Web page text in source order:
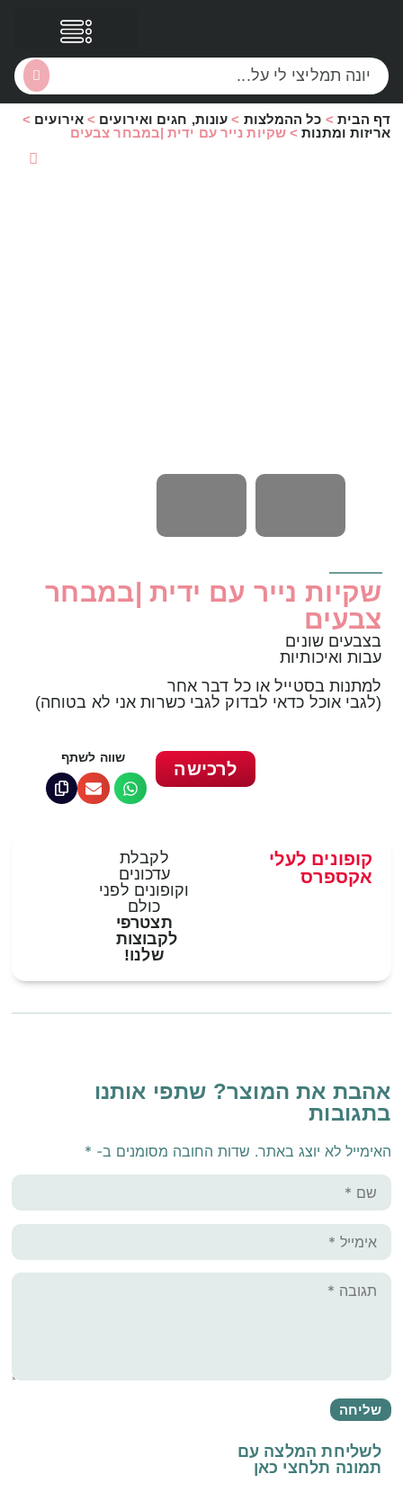
דף הבית > כל ההמלצות > עונות, חגים ואירועים >אירועים >
אריזות ומתנות>שקיות נייר עם ידית |במבחר צבעים
שקיות נייר עם ידית |במבחר
צבעים
בצבעים שונים
עבות ואיכותיות
למתנות בסטייל או כל דבר אחר
(לגבי אוכל כדאי לבדוק לגבי כשרות אני לא בטוחה)
שווה לשתף
לרכישה
לקבלת
עדכונים
וקופונים לפני
כולם
תצטרפי
לקבוצות
שלנו!
קופונים לעלי
אקספרס
אהבת את המוצר? שתפי אותנו
בתגובות
האימייל לא יוצג באתר. שדות החובה מסומנים ב- *
לשליחת המלצה עם
תמונה תלחצי כאן